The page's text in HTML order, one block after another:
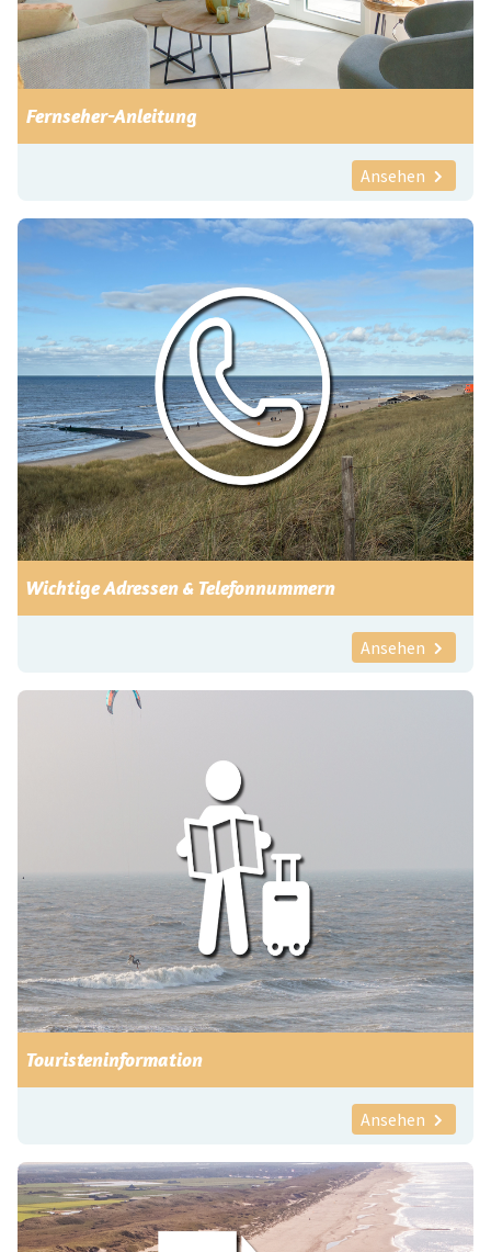
Fernseher-Anleitung
Ansehen
Wichtige Adressen & Telefonnummern
Ansehen
Touristeninformation
Ansehen